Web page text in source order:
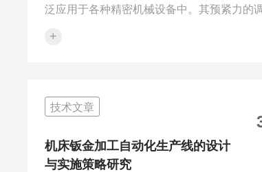
泛应用于各种精密机械设备中。其预紧力的
面将从THK丝杠的基本概念、预紧力的定义
线运动，或反之。丝杠的传动过程依靠滚珠
上滚动来实现，具有精度高、摩擦系数低、
少、效率高等优点。预紧力的定义：预紧力是
丝杠未承载任何外加负荷时，通过调整...
+
技术文章
机床钣金加工自动化生产线的设计
与实施策略研究